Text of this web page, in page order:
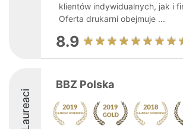
klientów indywidualnych, jak i
Oferta drukarni obejmuje ...
8.9
Laureaci
BBZ Polska